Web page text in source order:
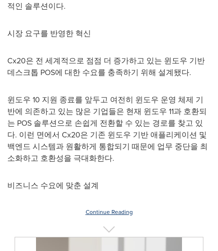
적인 솔루션이다.
시장 요구를 반영한 혁신
Cx20은 전 세계적으로 점점 더 증가하고 있는 윈도우 기반
데스크톱 POS에 대한 수요를 충족하기 위해 설계됐다.
윈도우 10 지원 종료를 앞두고 여전히 윈도우 운영 체제 기
반에 의존하고 있는 많은 기업들은 현재 윈도우 11과 호환되
는 POS 솔루션으로 손쉽게 전환할 수 있는 경로를 찾고 있
다. 이런 면에서 Cx20은 기존 윈도우 기반 애플리케이션 및
백엔드 시스템과 원활하게 통합되기 때문에 업무 중단을 최
소화하고 호환성을 극대화한다.
비즈니스 수요에 맞춘 설계
Continue Reading